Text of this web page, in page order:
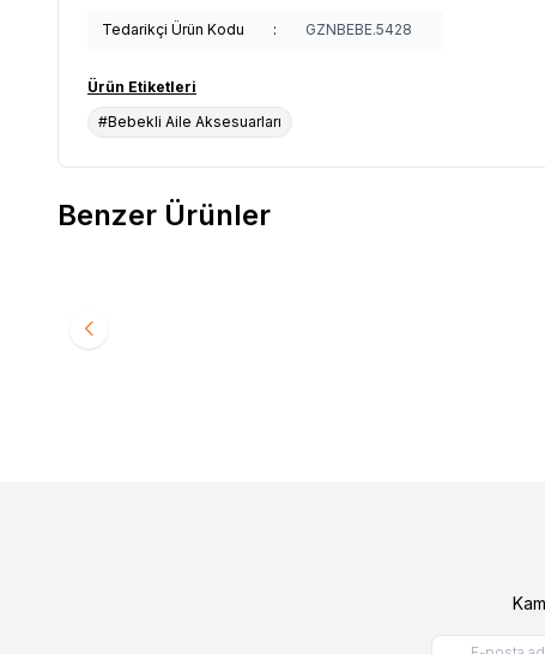
Tedarikçi Ürün Kodu : GZNBEBE.5428
Ürün Etiketleri
#Bebekli Aile Aksesuarları
Benzer Ürünler
11.700